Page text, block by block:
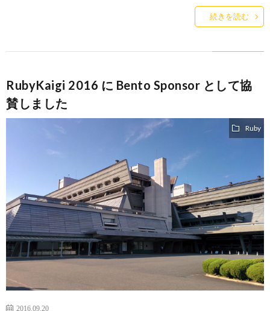
続きを読む
RubyKaigi 2016 に Bento Sponsor として協
賛しました
Ruby
2016.09.20